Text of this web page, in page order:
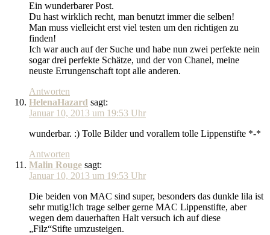
Ein wunderbarer Post.
Du hast wirklich recht, man benutzt immer die selben!
Man muss vielleicht erst viel testen um den richtigen zu
finden!
Ich war auch auf der Suche und habe nun zwei perfekte nein
sogar drei perfekte Schätze, und der von Chanel, meine
neuste Errungenschaft topt alle anderen.
Antworten
HelenaHazard sagt:
Januar 10, 2013 um 19:53 Uhr
wunderbar. :) Tolle Bilder und vorallem tolle Lippenstifte *-*
Antworten
Malin Rouge sagt:
Januar 10, 2013 um 19:53 Uhr
Die beiden von MAC sind super, besonders das dunkle lila ist
sehr mutig!Ich trage selber gerne MAC Lippenstifte, aber
wegen dem dauerhaften Halt versuch ich auf diese
„Filz“Stifte umzusteigen.